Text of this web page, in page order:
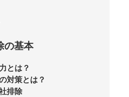
の基本
とは？
対策とは？
排除